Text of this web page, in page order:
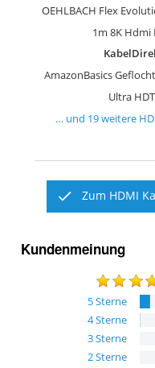
1m 8K Hdmi
AmazonBasics
Ultra
… und 19weitere
Zum HDMI
Kundenmeinung
5Sterne
4Sterne
3Sterne
2Sterne